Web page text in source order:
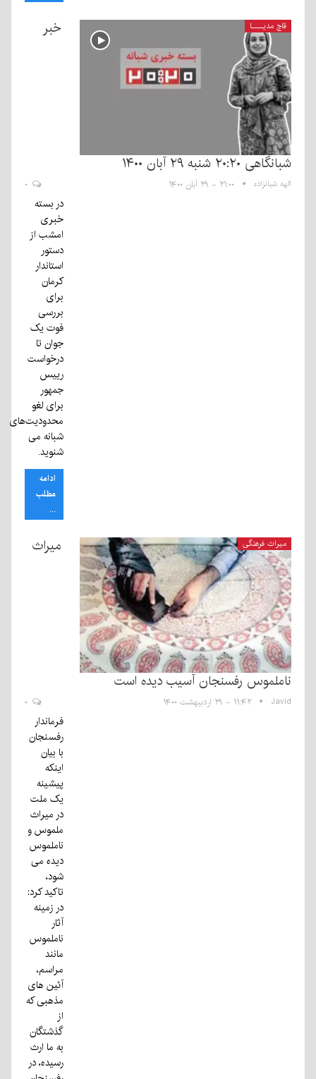
قاچ مدیــــا خبر
شبانگاهی ٢۰:٢٠ شنبه ۲۹ آبان ۱۴۰۰
الهه شبانزاده ۲۱:۰۰ - ۲۹ آبان ۱۴۰۰
در بسته
خبری
امشب از
دستور
استاندار
کرمان
برای
بررسی
فوت یک
جوان تا
درخواست
رییس
جمهور
برای لغو
محدودیت‌های
شبانه می
شنوید.
ادامه
مطلب
...
میراث فرهنگی میراث
ناملموس رفسنجان آسیب دیده است
Javid ۱۱:۴۲ - ۲۹ اردیبهشت ۱۴۰۰
فرماندار
رفسنجان
با بیان
اینکه
پیشینه
یک ملت
در میراث
ملموس و
ناملموس
دیده می
شود،
تاکید کرد:
در زمینه
آثار
ناملموس
مانند
مراسم،
آئین های
مذهبی که
از
گذشتگان
به ما ارث
رسیده، در